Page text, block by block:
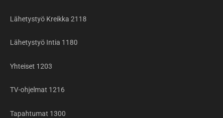
Lähetystyö Kreikka 2118
Lähetystyö Intia 1180
Yhteiset 1203
TV-ohjelmat 1216
Tapahtumat 1300